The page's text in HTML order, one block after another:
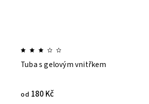
Tuba s gelovým vnitřkem
od 180 Kč